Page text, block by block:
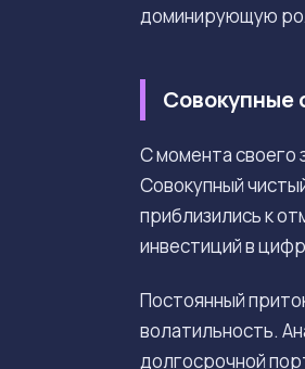
доминирующую
Совокупные
С момента своего
Совокупный
приблизились к
инвестиций в
Постоянный
волатильность.
долгосрочной